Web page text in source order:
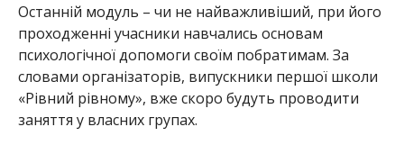
Останній модуль – чи не найважливіший, при його
проходженні учасники навчались основам
психологічної допомоги своїм побратимам. За
словами організаторів, випускники першої школи
«Рівний рівному», вже скоро будуть проводити
заняття у власних групах.